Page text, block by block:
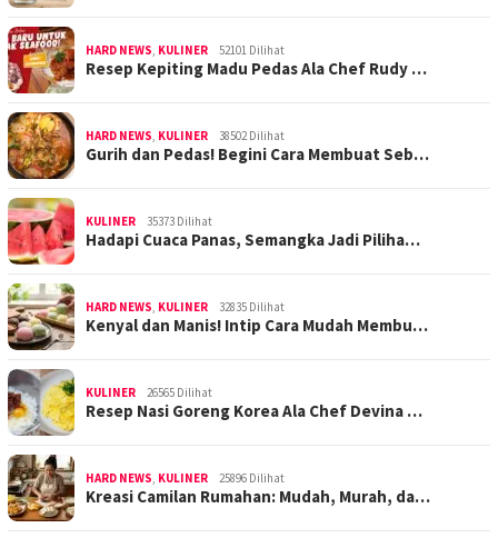
HARD NEWS, KULINER 52101 Dilihat
Resep Kepiting Madu Pedas Ala Chef Rudy …
HARD NEWS, KULINER 38502 Dilihat
Gurih dan Pedas! Begini Cara Membuat Seb…
KULINER 35373 Dilihat
Hadapi Cuaca Panas, Semangka Jadi Piliha…
HARD NEWS, KULINER 32835 Dilihat
Kenyal dan Manis! Intip Cara Mudah Membu…
KULINER 26565 Dilihat
Resep Nasi Goreng Korea Ala Chef Devina …
HARD NEWS, KULINER 25896 Dilihat
Kreasi Camilan Rumahan: Mudah, Murah, da…